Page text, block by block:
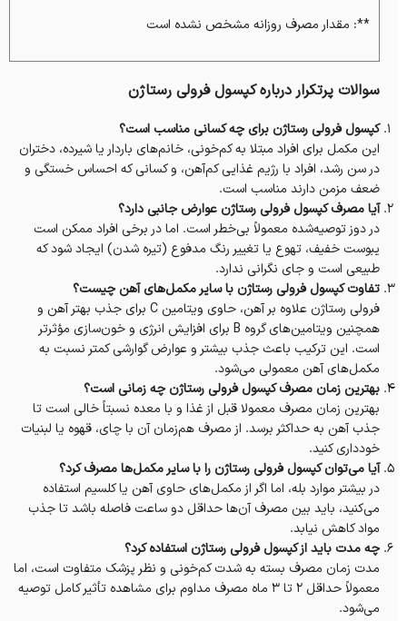
**: مقدار مصرف روزانه مشخص نشده است
سوالات پرتکرار درباره کپسول فرولی رستاژن
کپسول فرولی رستاژن برای چه کسانی مناسب است؟
این مکمل برای افراد مبتلا به کم‌خونی، خانم‌های باردار یا شیرده، دختران
در سن رشد، افراد با رژیم غذایی کم‌آهن، و کسانی که احساس خستگی و
ضعف مزمن دارند مناسب است.
آیا مصرف کپسول فرولی رستاژن عوارض جانبی دارد؟
در دوز توصیه‌شده معمولاً بی‌خطر است. اما در برخی افراد ممکن است
یبوست خفیف، تهوع یا تغییر رنگ مدفوع (تیره شدن) ایجاد شود که
طبیعی است و جای نگرانی ندارد.
تفاوت کپسول فرولی رستاژن با سایر مکمل‌های آهن چیست؟
فرولی رستاژن علاوه بر آهن، حاوی ویتامین C برای جذب بهتر آهن و
همچنین ویتامین‌های گروه B برای افزایش انرژی و خون‌سازی مؤثرتر
است. این ترکیب باعث جذب بیشتر و عوارض گوارشی کمتر نسبت به
مکمل‌های آهن معمولی می‌شود.
بهترین زمان مصرف کپسول فرولی رستاژن چه زمانی است؟
بهترین زمان مصرف معمولا قبل از غذا و با معده نسبتاً خالی است تا
جذب آهن به حداکثر برسد. از مصرف هم‌زمان آن با چای، قهوه یا لبنیات
خودداری کنید.
آیا می‌توان کپسول فرولی رستاژن را با سایر مکمل‌ها مصرف کرد؟
در بیشتر موارد بله، اما اگر از مکمل‌های حاوی آهن یا کلسیم استفاده
می‌کنید، باید بین مصرف آن‌ها حداقل دو ساعت فاصله باشد تا جذب
مواد کاهش نیابد.
چه مدت باید از کپسول فرولی رستاژن استفاده کرد؟
مدت زمان مصرف بسته به شدت کم‌خونی و نظر پزشک متفاوت است، اما
معمولاً حداقل ۲ تا ۳ ماه مصرف مداوم برای مشاهده تأثیر کامل توصیه
می‌شود.